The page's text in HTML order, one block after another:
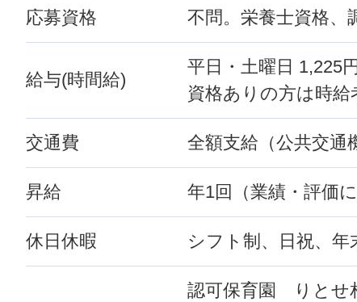
応募資格 不問。栄養士資格
給与(時間給)
平日・土曜日 1,225
資格ありの方は時給
交通費 全額支給（公共交通
昇給 年1回（業績・評価に
休日休暇 シフト制、日祝、年
認可保育園 りとせ